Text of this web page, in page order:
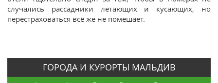
случались рассадники летающих и кусающих, но
перестраховаться всё же не помешает.
ГОРОДА И КУРОРТЫ МАЛЬДИВ